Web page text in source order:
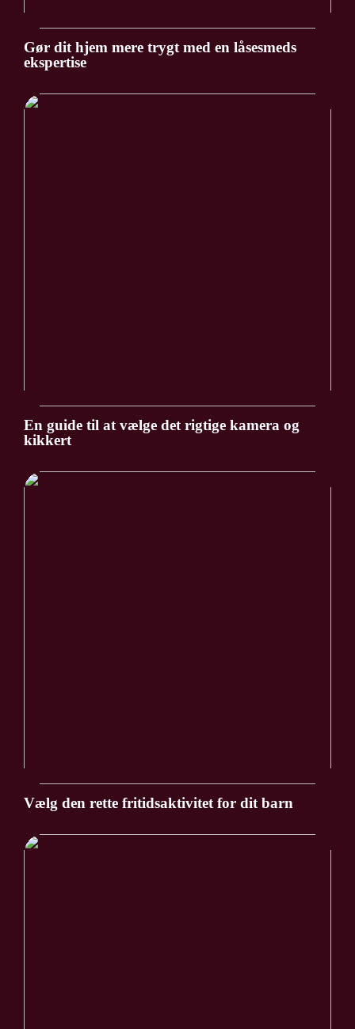
Gør dit hjem mere trygt med en låsesmeds
ekspertise
En guide til at vælge det rigtige kamera og
kikkert
Vælg den rette fritidsaktivitet for dit barn